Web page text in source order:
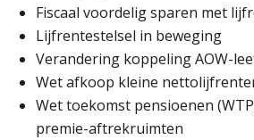
Fiscaal voordelig sparen met
Lijfrentestelsel in beweging
Verandering koppeling AOW-
Wet afkoop kleine
Wet toekomst pensioenen
premie-aftrekruimten